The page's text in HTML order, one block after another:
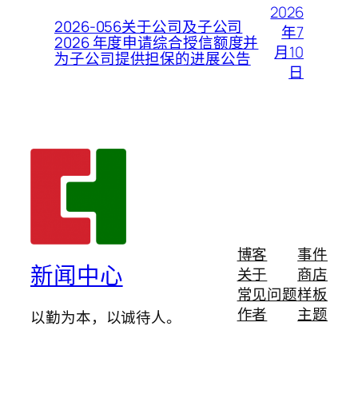
2026-056关于公司及子公司
2026 年度申请综合授信额度并
为子公司提供担保的进展公告
2026
年7
月10
日
新闻中心
以勤为本，以诚待人。
博客
关于
常见问题
作者
事件
商店
样板
主题